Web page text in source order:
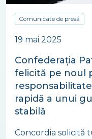
Comunicate de presă
19 mai 2025
Confederația
felicită pe noul
rapidă a unui
stabilă
Concordia solicită